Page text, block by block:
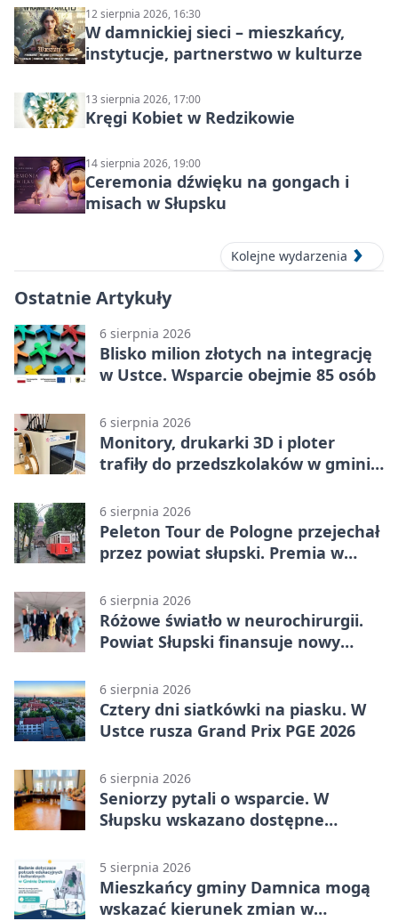
12 sierpnia 2026, 16:30
W damnickiej sieci – mieszkańcy,
instytucje, partnerstwo w kulturze
13 sierpnia 2026, 17:00
Kręgi Kobiet w Redzikowie
14 sierpnia 2026, 19:00
Ceremonia dźwięku na gongach i
misach w Słupsku
Kolejne wydarzenia
Ostatnie Artykuły
6 sierpnia 2026
Blisko milion złotych na integrację
w Ustce. Wsparcie obejmie 85 osób
6 sierpnia 2026
Monitory, drukarki 3D i ploter
trafiły do przedszkolaków w gminie
6 sierpnia 2026
Peleton Tour de Pologne przejechał
przez powiat słupski. Premia w
6 sierpnia 2026
Różowe światło w neurochirurgii.
Powiat Słupski finansuje nowy
6 sierpnia 2026
Cztery dni siatkówki na piasku. W
Ustce rusza Grand Prix PGE 2026
6 sierpnia 2026
Seniorzy pytali o wsparcie. W
Słupsku wskazano dostępne
5 sierpnia 2026
Mieszkańcy gminy Damnica mogą
wskazać kierunek zmian w